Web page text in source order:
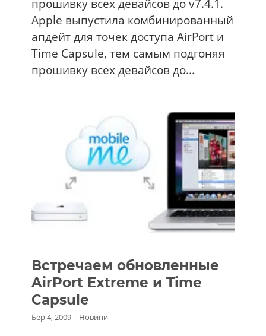
прошивку всех девайсов до v7.4.1.
Apple выпустила комбинированный
апдейт для точек доступа AirPort и
Time Capsule, тем самым подгоняя
прошивку всех девайсов до...
Встречаем обновленные
AirPort Extreme и Time
Capsule
Бер 4, 2009| Новини